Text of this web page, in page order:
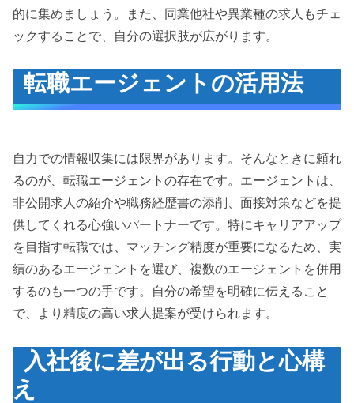
的に集めましょう。また、同業他社や異業種の求人もチェ
ックすることで、自分の選択肢が広がります。
転職エージェントの活用法
自力での情報収集には限界があります。そんなときに頼れ
るのが、転職エージェントの存在です。エージェントは、
非公開求人の紹介や職務経歴書の添削、面接対策などを提
供してくれる心強いパートナーです。特にキャリアアップ
を目指す転職では、マッチング精度が重要になるため、実
績のあるエージェントを選び、複数のエージェントを併用
するのも一つの手です。自分の希望を明確に伝えること
で、より精度の高い求人提案が受けられます。
入社後に差が出る行動と心構
え